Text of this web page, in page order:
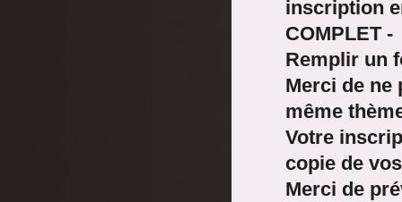
inscription
COMPLET -
Remplir un
Merci de ne
même
Votre
copie de
Merci de